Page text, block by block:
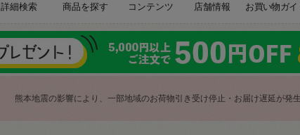
詳細検索 商品を探す コンテンツ 店舗情報 お買い物ガイ
熊本地震の影響により、一部地域のお荷物引き受け停止・お届け遅延が発